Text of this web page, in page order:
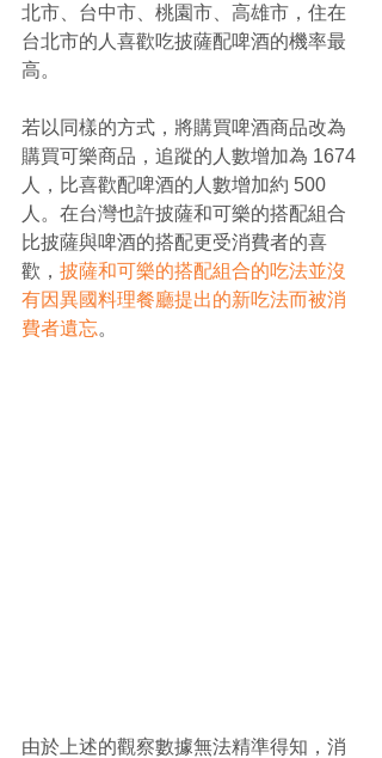
北市、台中市、桃園市、高雄市，住在
台北市的人喜歡吃披薩配啤酒的機率最
高。
若以同樣的方式，將購買啤酒商品改為
購買可樂商品，追蹤的人數增加為 1674
人，比喜歡配啤酒的人數增加約 500
人。在台灣也許披薩和可樂的搭配組合
比披薩與啤酒的搭配更受消費者的喜
歡， 披薩和可樂的搭配組合的吃法並沒
有因異國料理餐廳提出的新吃法而被消
費者遺忘。
由於上述的觀察數據無法精準得知，消